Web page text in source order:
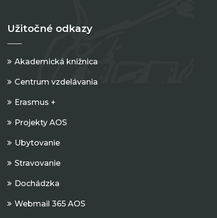
Užitočné odkazy
Akademická knižnica
Centrum vzdelávania
Erasmus +
Projekty AOS
Ubytovanie
Stravovanie
Dochádzka
Webmail 365 AOS